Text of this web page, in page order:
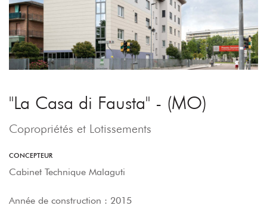
"La Casa di Fausta" - (MO)
Copropriétés et Lotissements
CONCEPTEUR
Cabinet Technique Malaguti
Année de construction : 2015